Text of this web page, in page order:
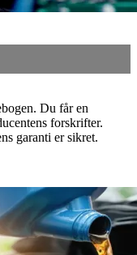
Du får en
forskrifter.
garanti er sikret.